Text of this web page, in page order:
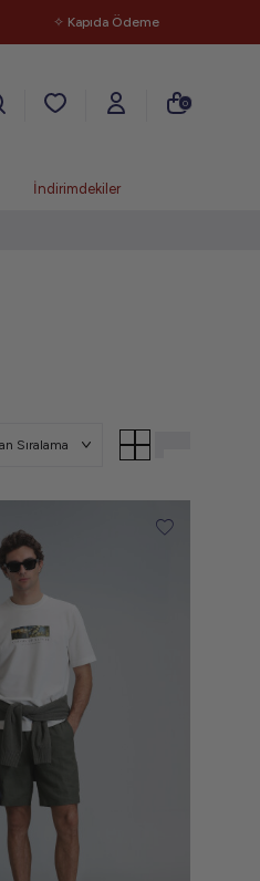
✧ Kapıda Ödeme
0
İndirimdekiler